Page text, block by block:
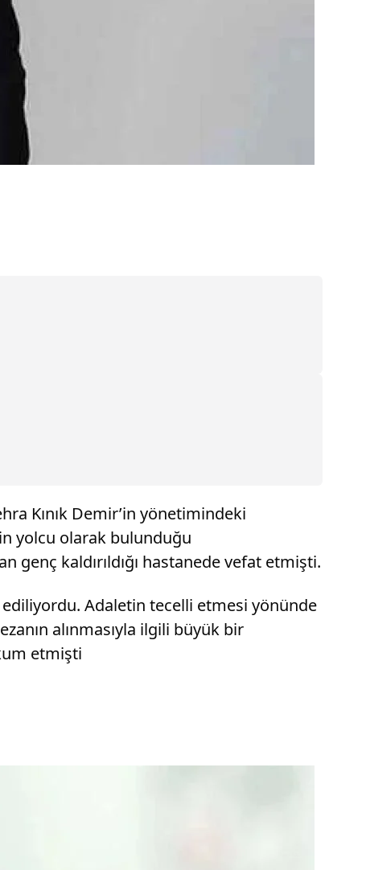
Kınık Demir’in yönetimindeki
yolcu olarak bulunduğu
genç kaldırıldığı hastanede vefat etmişti.
ediliyordu. Adaletin tecelli etmesi yönünde
alınmasıyla ilgili büyük bir
etmişti